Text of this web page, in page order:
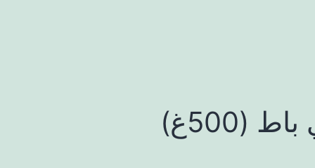
(500غ)